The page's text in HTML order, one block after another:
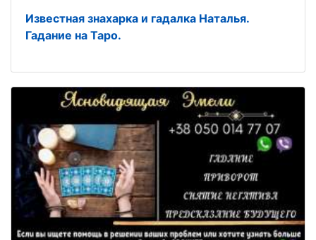
Известная знахарка и гадалка Наталья.
Гадание на Таро.